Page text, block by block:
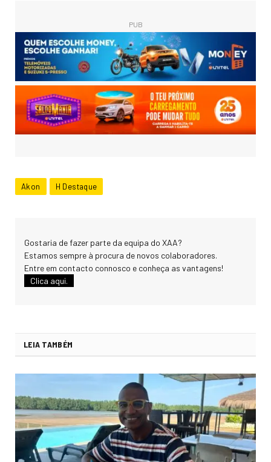
PUB
Akon H Destaque
Gostaria de fazer parte da equipa do XAA?
Estamos sempre à procura de novos colaboradores.
Entre em contacto connosco e conheça as vantagens!
Clica aqui.
LEIA TAMBÉM